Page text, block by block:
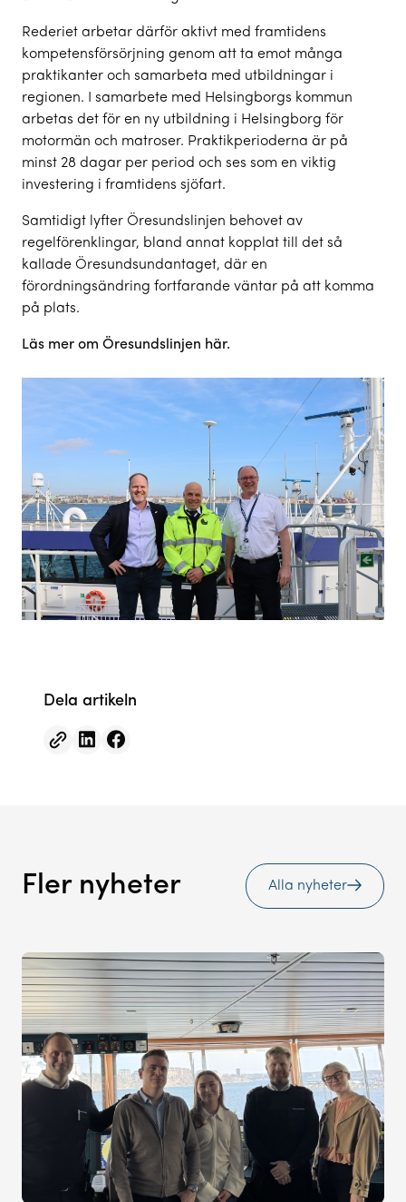
Rederiet arbetar därför aktivt med framtidens
kompetensförsörjning genom att ta emot många
praktikanter och samarbeta med utbildningar i
regionen. I samarbete med Helsingborgs kommun
arbetas det för en ny utbildning i Helsingborg för
motormän och matroser. Praktikperioderna är på
minst 28 dagar per period och ses som en viktig
investering i framtidens sjöfart.
Samtidigt lyfter Öresundslinjen behovet av
regelförenklingar, bland annat kopplat till det så
kallade Öresundsundantaget, där en
förordningsändring fortfarande väntar på att komma
på plats.
Läs mer om Öresundslinjen här.
Dela artikeln
Fler nyheter Alla nyheter